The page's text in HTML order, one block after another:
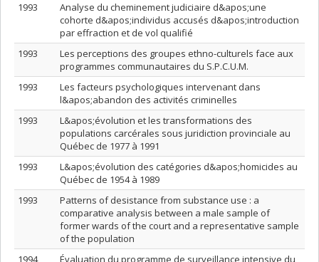
1993
Analyse du cheminement judiciaire d&apos;une
cohorte d&apos;individus accusés d&apos;introduction
par effraction et de vol qualifié
1993
Les perceptions des groupes ethno-culturels face aux
programmes communautaires du S.P.C.U.M.
1993
Les facteurs psychologiques intervenant dans
l&apos;abandon des activités criminelles
1993
L&apos;évolution et les transformations des
populations carcérales sous juridiction provinciale au
Québec de 1977 à 1991
1993
L&apos;évolution des catégories d&apos;homicides au
Québec de 1954 à 1989
1993
Patterns of desistance from substance use : a
comparative analysis between a male sample of
former wards of the court and a representative sample
of the population
1994
Évaluation du programme de surveillance intensive du